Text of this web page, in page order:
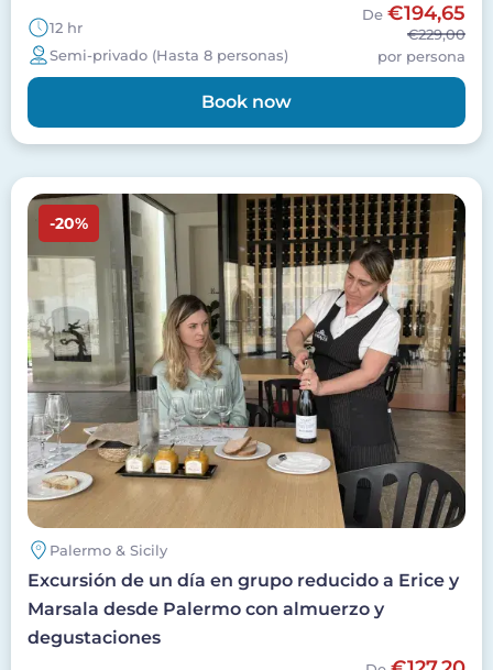
12 hr
Semi-privado (Hasta 8 personas)
De €194,65
€229,00
por persona
Book now
Imagen
-20%
Palermo & Sicily
Excursión de un día en grupo reducido a Erice y
Marsala desde Palermo con almuerzo y
degustaciones